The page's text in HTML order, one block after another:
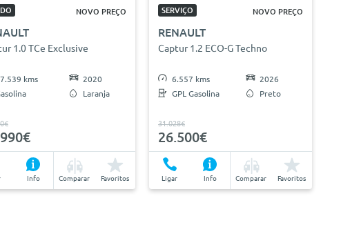
NOVO PREÇO
1.0 TCe Exclusive
kms
2020
Laranja
Info Comparar Favoritos
SERVIÇO NOVO PREÇO
RENAULT
Captur 1.2 ECO-G Techno
6.557 kms
GPL Gasolina
2026
Preto
31.028€
26.500€
Ligar Info Comparar Favoritos